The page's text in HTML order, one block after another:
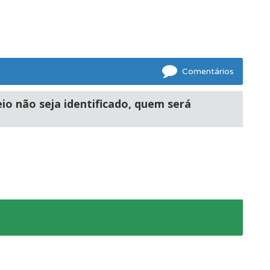
oficial.
Comentários
não seja identificado, quem será